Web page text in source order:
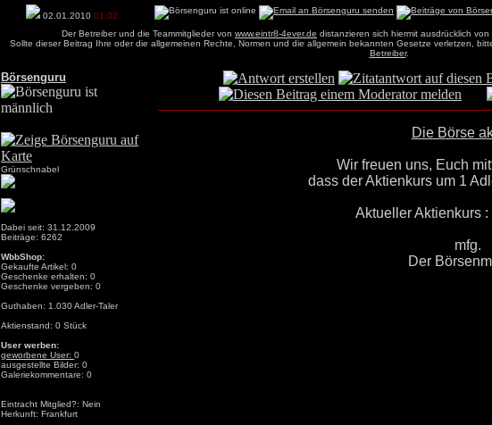
02.01.2010 01:02
Der Betreiber und die Teammitglieder von www.eintr8-4ever.de distanzieren sich hiermit ausdrücklich
Sollte dieser Beitrag Ihre oder die allgemeinen Rechte, Normen und die allgemein bekannten Gesetze verletzen,
Betreiber.
Börsenguru
Grünschnabel
Dabei seit: 31.12.2009
Beiträge: 6262
WbbShop:
Gekaufte Artikel: 0
Geschenke erhalten: 0
Geschenke vergeben: 0
Guthaben: 1.030 Adler-Taler
Aktienstand: 0 Stück
User werben:
geworbene User: 0
ausgestellte Bilder: 0
Galeriekommentare: 0
Eintracht Mitglied?: Nein
Herkunft: Frankfurt
Die Börse
Wir freuen uns, Euch
dass der Aktienkurs um 1
Aktueller Aktienkurs :
mfg.
Der